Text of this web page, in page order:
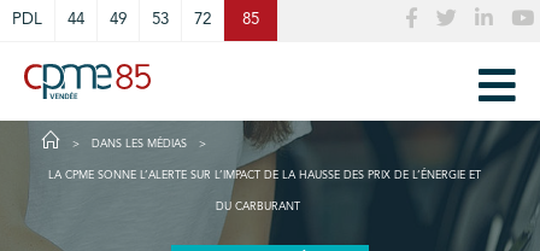
PDL 44 49 53 72 85
DANS LES MÉDIAS
LA CPME SONNE L’ALERTE SUR L’IMPACT DE LA HAUSSE DES PRIX DE L’ÉNERGIE ET
DU CARBURANT
Cookies management panel